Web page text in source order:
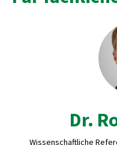
Dr.
Wissenschaftliche